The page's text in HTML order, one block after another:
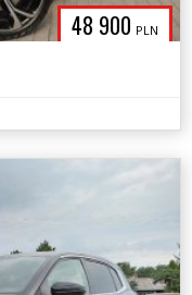
48 900 PLN